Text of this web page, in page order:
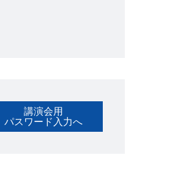
講演会用
パスワード入力へ